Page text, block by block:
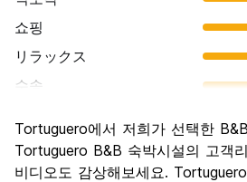
쇼핑
リラックス
수송
문화
나이트 라이프
Tortuguero에서 저희가 선택한
Tortuguero B&B 숙박시설의 고객
비디오도 감상해보세요.